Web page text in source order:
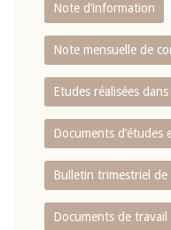
Note d’information
Note mensuelle de
Etudes réalisées
Documents d’études
Bulletin trimestriel
Documents de travail